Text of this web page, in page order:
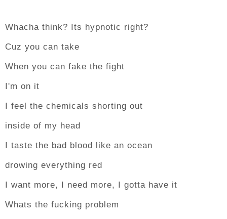
Whacha think? Its hypnotic right?
Cuz you can take
When you can fake the fight
I'm on it
I feel the chemicals shorting out
inside of my head
I taste the bad blood like an ocean
drowing everything red
I want more, I need more, I gotta have it
Whats the fucking problem